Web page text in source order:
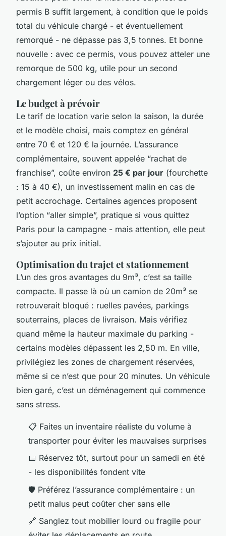
permis B suffit largement, à condition que le poids
total du véhicule chargé - et éventuellement
remorqué - ne dépasse pas 3,5 tonnes. Et bonne
nouvelle : avec ce permis, vous pouvez atteler une
remorque de 500 kg, utile pour un second
chargement léger ou des vélos.
Le budget à prévoir
Le tarif de location varie selon la saison, la durée
et le modèle choisi, mais comptez en général
entre 70 € et 120 € la journée. L’assurance
complémentaire, souvent appelée “rachat de
franchise”, coûte environ 25 € par jour (fourchette
: 15 à 40 €), un investissement malin en cas de
petit accrochage. Certaines agences proposent
l’option “aller simple”, pratique si vous quittez
Paris pour la campagne - mais attention, elle peut
s’ajouter au prix initial.
Optimisation du trajet et stationnement
L’un des gros avantages du 9m³, c’est sa taille
compacte. Il passe là où un camion de 20m³ se
retrouverait bloqué : ruelles pavées, parkings
souterrains, places de livraison. Mais vérifiez
quand même la hauteur maximale du parking -
certains modèles dépassent les 2,50 m. En ville,
privilégiez les zones de chargement réservées,
même si ce n’est que pour 20 minutes. Un véhicule
bien garé, c’est un déménagement qui commence
sans stress.
📋 Faites un inventaire réaliste du volume à
transporter pour éviter les mauvaises surprises
📅 Réservez tôt, surtout pour un samedi en été
- les disponibilités fondent vite
🛡️ Préférez l’assurance complémentaire : un
petit malus peut coûter cher sans elle
🔗 Sanglez tout mobilier lourd ou fragile pour